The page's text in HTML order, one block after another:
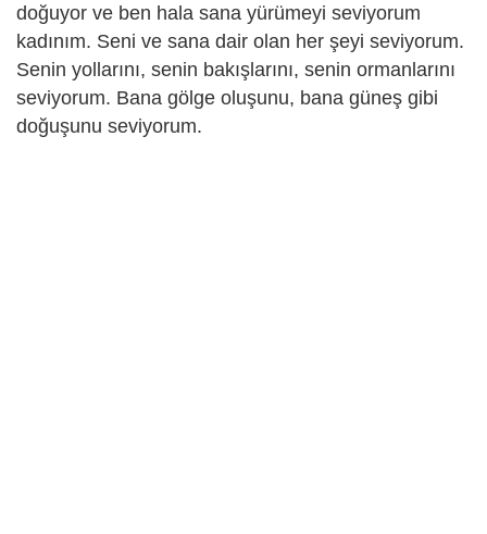
doğuyor ve ben hala sana yürümeyi seviyorum
kadınım. Seni ve sana dair olan her şeyi seviyorum.
Senin yollarını, senin bakışlarını, senin ormanlarını
seviyorum. Bana gölge oluşunu, bana güneş gibi
doğuşunu seviyorum.